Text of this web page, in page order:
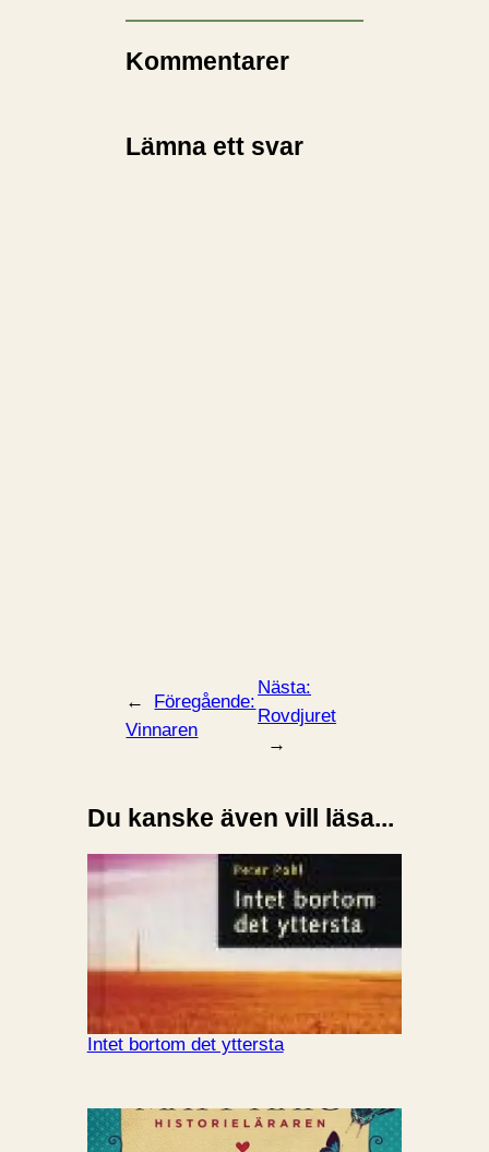
Kommentarer
Lämna ett svar
←
Föregående:
Vinnaren
Nästa:
Rovdjuret
→
Du kanske även vill läsa...
Intet bortom det yttersta